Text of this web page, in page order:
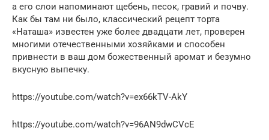
а его слои напоминают щебень, песок, гравий и почву.
Как бы там ни было, классический рецепт торта
«Наташа» известен уже более двадцати лет, проверен
многими отечественными хозяйками и способен
привнести в ваш дом божественный аромат и безумно
вкусную выпечку.
https://youtube.com/watch?v=ex66kTV-AkY
https://youtube.com/watch?v=96AN9dwCVcE